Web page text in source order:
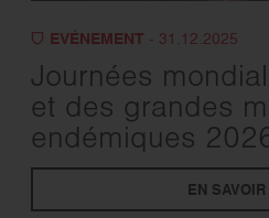
EVÉNEMENT - 31.12.2025
Journées
et des grandes
endémiques
EN